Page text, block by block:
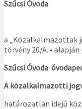
Szűcsi Óvoda
a „Közalkalmazottak
törvény 20/A. •
Szűcsi Óvoda
A közalkalmazotti
határozatlan idejű